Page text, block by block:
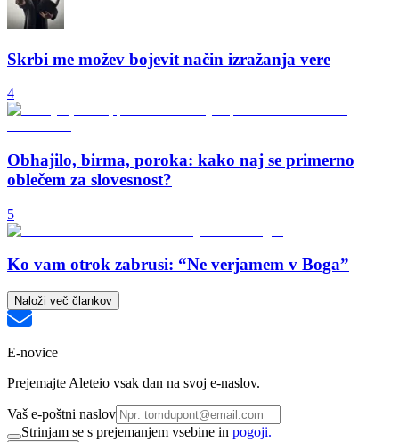
Skrbi me možev bojevit način izražanja vere
4
Obhajilo, birma, poroka: kako naj se primerno
oblečem za slovesnost?
5
Ko vam otrok zabrusi: “Ne verjamem v Boga”
Naloži več člankov
E-novice
Prejemajte Aleteio vsak dan na svoj e-naslov.
Vaš e-poštni naslov
Strinjam se s prejemanjem vsebine in pogoji.